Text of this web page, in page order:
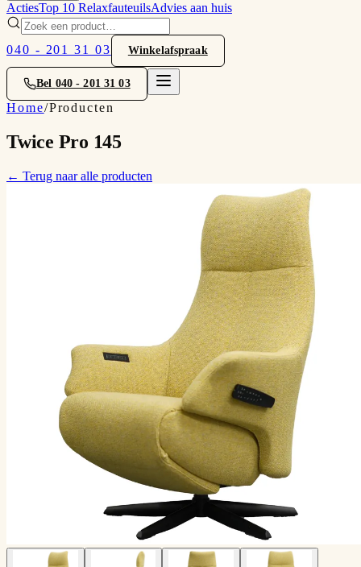
ActiesTop 10 RelaxfauteuilsAdvies aan huis
040 - 201 31 03 Winkelafspraak
Bel 040 - 201 31 03
Home/Producten
Twice Pro 145
← Terug naar alle producten